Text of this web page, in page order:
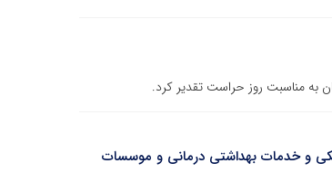
به مناسبت روز حراست تقدیر کرد.
و خدمات بهداشتی درمانی و موسسات